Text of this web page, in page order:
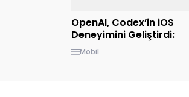
OpenAI, Codex’in iOS
Deneyimini Geliştirdi:
Yeni Uyarılar ve
Komutlar
Mobil